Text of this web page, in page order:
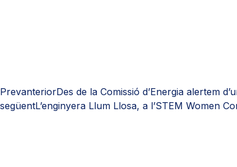
PrevanteriorDes de la Comissió d’Energia alertem
següentL’enginyera Llum Llosa, a l’STEM Women